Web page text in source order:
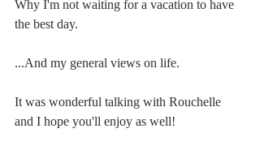
Why I'm not waiting for a vacation to have
the best day.
...And my general views on life.
It was wonderful talking with Rouchelle
and I hope you'll enjoy as well!